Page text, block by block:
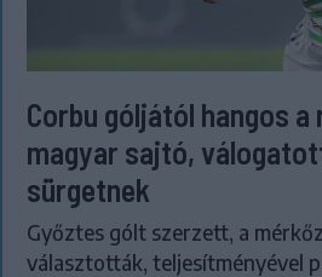
Corbu góljától hangos a
magyar sajtó,
sürgetnek
Győztes gólt szerzett, a
választották, teljesítményével